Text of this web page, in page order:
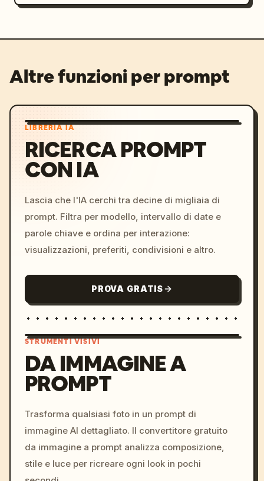
Altre funzioni per prompt
LIBRERIA IA
RICERCA PROMPT
CON IA
Lascia che l'IA cerchi tra decine di migliaia di
prompt. Filtra per modello, intervallo di date e
parole chiave e ordina per interazione:
visualizzazioni, preferiti, condivisioni e altro.
PROVA GRATIS
colors, 8k --v 6.0
STRUMENTI VISIVI
DA IMMAGINE A
PROMPT
Trasforma qualsiasi foto in un prompt di
immagine AI dettagliato. Il convertitore gratuito
da immagine a prompt analizza composizione,
stile e luce per ricreare ogni look in pochi